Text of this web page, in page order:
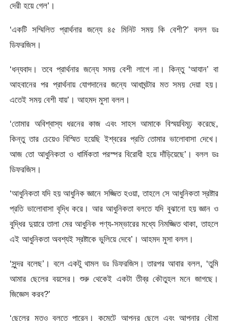
দেরী হয়ে গেল’।
‘একটি সম্মিলিত প্রার্থনার জন্যে ৪৫ মিনিট সময় কি বেশী?’ বলল ডঃ
ডিফরজিস।
‘ধন্যবাদ। তবে প্রার্থনার জন্যে সময় বেশী লাগে না। কিন্তু ‘আযান’ বা
আহবানের পর প্রার্থনায় যোগদানের জন্যে আধাঘন্টার মত সময় দেয়া হয়।
এতেই সময় বেশী যায়’। আহমদ মুসা বলল।
‘তোমার অবিশ্বাস্য ধরনের কাজ এবং সাহস আমাকে বিস্ময়বিমূঢ় করেছে,
কিন্তু তার চেয়েও বিস্মিত হয়েছি ইশ্বরের প্রতি তোমার ভালোবাসা দেখে।
আজ তো আধুনিকতা ও ধার্মিকতা পরস্পর বিরোধী হয়ে দাঁড়িয়েছে’। বলল ডঃ
ডিফরজিস।
‘আধুনিকতা যদি হয় আধুনিক জ্ঞানে সজ্জিত হওয়া, তাহলে সে আধুনিকতা স্রষ্টার
প্রতি ভালোবাসা বৃদ্ধি করে। আর আধুনিকতা বলতে যদি বুঝানো হয় জ্ঞান ও
বুদ্ধির দুয়ারে তালা মের আধুনিক পণ্য-সম্ভারের মধ্যে নিমজ্জিত থাকা, তাহলে
এই আধুনিকতা অবশ্যই স্রষ্টাকে ভুলিয়ে দেবে’। আহমদ মুসা বলল।
‘সুন্দর বলেছ’। বলে একটু থামল ডঃ ডিফরজিস। তারপর আবার বলল, ‘তুমি
আমার ছেলের বয়সের। শুরু থেকেই একটা তীব্র কৌতুহল মনে জাগছে।
জিজ্ঞেস করব?’
‘ছেলের মতও বলতে পারেন। কুমেটে আপনর ছেলে এবং আপনার বৌমা